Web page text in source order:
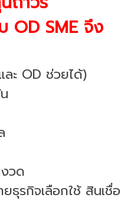
OD SME จึง
ะ OD ช่วยได้)
วด
ธุรกิจเลือกใช้ สินเชื่อ